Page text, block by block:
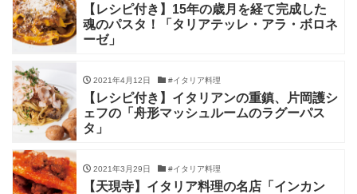
【レシピ付き】15年の歳月を経て完成した
魂のパスタ！「タリアテッレ・アラ・ボロネ
ーゼ」
2021年4月12日 #イタリア料理
【レシピ付き】イタリアンの重鎮、片岡護シ
ェフの「舟形マッシュルームのラグーパス
タ」
2021年3月29日 #イタリア料理
【天現寺】イタリア料理の名店「インカン